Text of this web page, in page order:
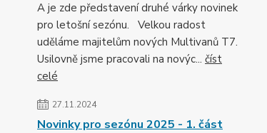
A je zde představení druhé várky novinek
pro letošní sezónu. Velkou radost
uděláme majitelům nových Multivanů T7.
Usilovně jsme pracovali na novýc... číst
celé
27.11.2024
Novinky pro sezónu 2025 - 1. část